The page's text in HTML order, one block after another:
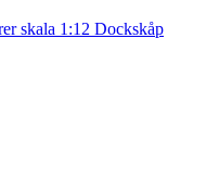
skala 1:12 Dockskåp